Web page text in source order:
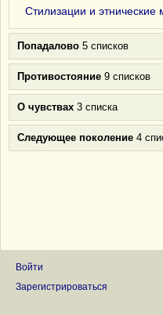
Стилизации и этнические
Попадалово 5 списков
Противостояние 9 списков
О чувствах 3 списка
Следующее поколение 4
Войти
Зарегистрироваться